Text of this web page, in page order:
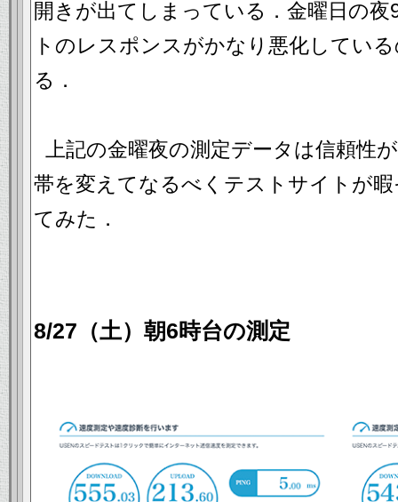
開きが出てしまっている．金曜日の
トのレスポンスがかなり悪化してい
る．
上記の金曜夜の測定データは信頼性
帯を変えてなるべくテストサイトが
てみた．
8/27（土）朝6時台の測定